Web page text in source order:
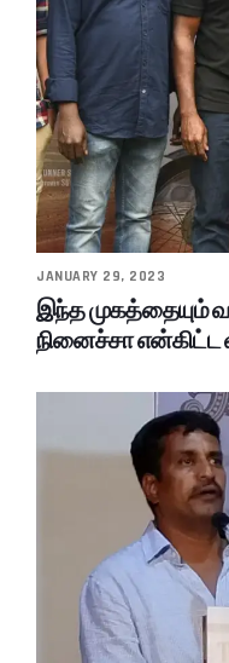
JANUARY 29, 2023
இந்த முகத்தையும்
நினைச்சா என்கிட்ட